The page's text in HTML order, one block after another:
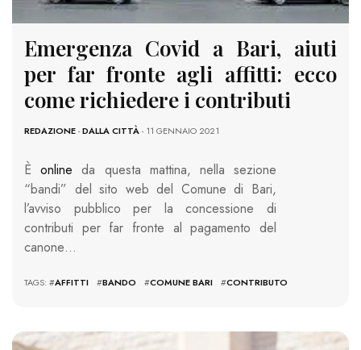
Emergenza Covid a Bari, aiuti
per far fronte agli affitti: ecco
come richiedere i contributi
REDAZIONE-DALLA CITTÀ- 11 GENNAIO 2021
Èonline da questa mattina, nella sezione
“bandi” del sito web del Comune di Bari,
l’avviso pubblico per la concessione di
contributi per far fronte al pagamento del
canone…
TAGS: #AFFITTI #BANDO #COMUNE BARI #CONTRIBUTO